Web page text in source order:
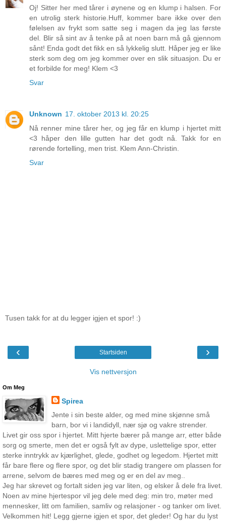
Oj! Sitter her med tårer i øynene og en klump i halsen. For
en utrolig sterk historie.Huff, kommer bare ikke over den
følelsen av frykt som satte seg i magen da jeg las første
del. Blir så sint av å tenke på at noen barn må gå gjennom
sånt! Enda godt det fikk en så lykkelig slutt. Håper jeg er like
sterk som deg om jeg kommer over en slik situasjon. Du er
et forbilde for meg! Klem <3
Svar
Unknown 17. oktober 2013 kl. 20:25
Nå renner mine tårer her, og jeg får en klump i hjertet mitt
<3 håper den lille gutten har det godt nå. Takk for en
rørende fortelling, men trist. Klem Ann-Christin.
Svar
Tusen takk for at du legger igjen et spor! :)
‹ ›
Startsiden
Vis nettversjon
Om Meg
Spirea
Jente i sin beste alder, og med mine skjønne små
barn, bor vi i landidyll, nær sjø og vakre strender.
Livet gir oss spor i hjertet. Mitt hjerte bærer på mange arr, etter både
sorg og smerte, men det er også fylt av dype, uslettelige spor, etter
sterke inntrykk av kjærlighet, glede, godhet og legedom. Hjertet mitt
får bare flere og flere spor, og det blir stadig trangere om plassen for
arrene, selvom de bæres med meg og er en del av meg..
Jeg har skrevet og fortalt siden jeg var liten, og elsker å dele fra livet.
Noen av mine hjertespor vil jeg dele med deg: min tro, møter med
mennesker, litt om familien, samliv og relasjoner - og tanker om livet.
Velkommen hit! Legg gjerne igjen et spor, det gleder! Og har du lyst